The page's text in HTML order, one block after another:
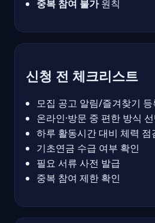
중복 참여 불가원칙
신청 전 체크리스트
모집 공고 알림/즐겨찾기
온라인·방문 중 편한 방식
하루 활동시간 대비 체력 점
기초연금 수급 여부 확인
필요 서류 사전 발급
중복 참여 제한 확인